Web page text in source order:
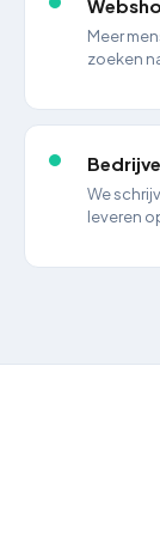
Meer
zoeken
We
leveren